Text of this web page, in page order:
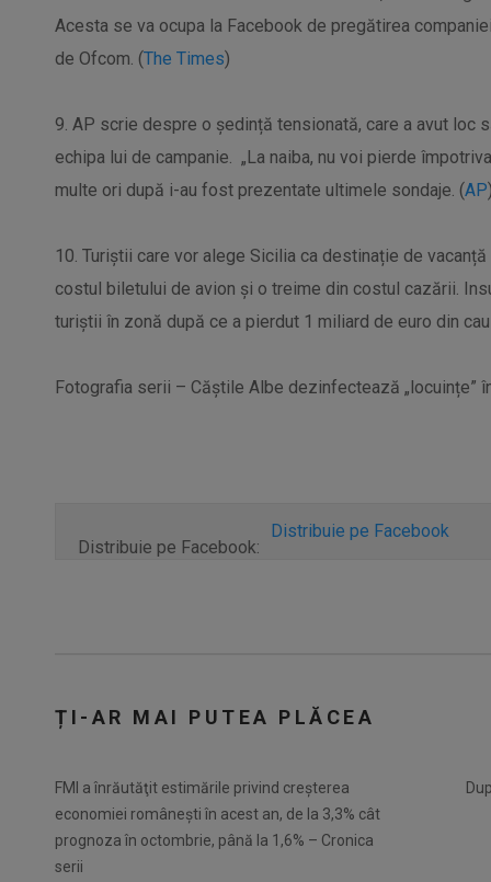
Acesta se va ocupa la Facebook de pregătirea
de Ofcom. (The Times)
9. AP scrie despre o ședință tensionată, care a avut loc
echipa lui de campanie. „La naiba, nu voi pierde
multe ori după i-au fost prezentate ultimele sondaje. (AP
10. Turiștii care vor alege Sicilia ca destinație de
costul biletului de avion și o treime din costul cazării.
turiștii în zonă după ce a pierdut 1 miliard de euro din
Fotografia serii – Căștile Albe dezinfectează „locuințe”
Distribuie pe Facebook:
Distribuie pe Facebook
ȚI-AR MAI PUTEA PLĂCEA
FMI a înrăutăţit estimările privind creşterea
economiei româneşti în acest an, de la 3,3% cât
prognoza în octombrie, până la 1,6% – Cronica
serii